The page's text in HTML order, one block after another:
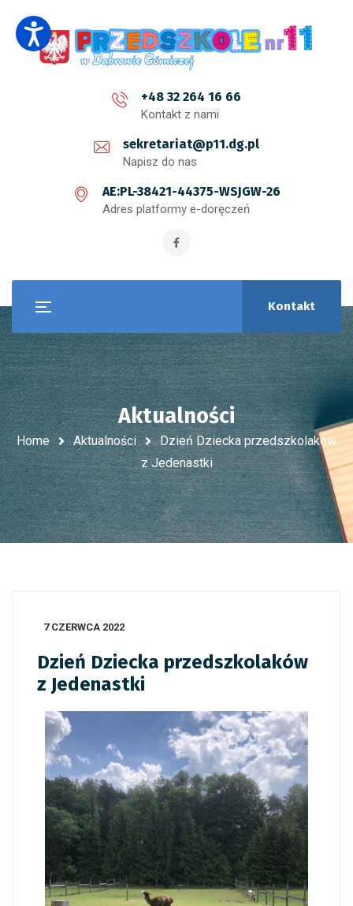
+48 32 264 16 66
Kontakt z nami
sekretariat@p11.dg.pl
Napisz do nas
AE:PL-38421-44375-WSJGW-26
Adres platformy e-doręczeń
Kontakt
Aktualności
Home Aktualności
Dzień Dziecka przedszkolaków
z Jedenastki
7 CZERWCA 2022
Dzień Dziecka przedszkolaków
z Jedenastki